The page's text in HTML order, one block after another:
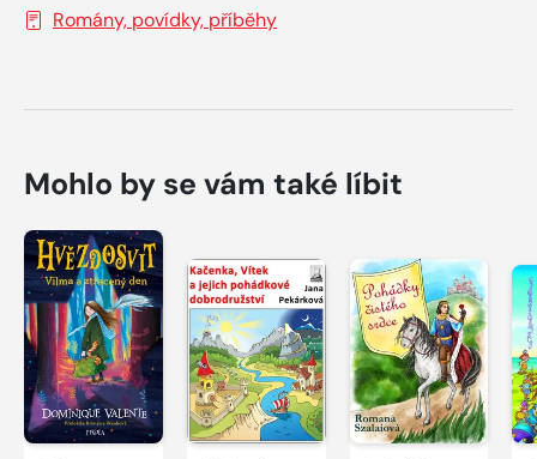
Romány, povídky, příběhy
Mohlo by se vám také líbit